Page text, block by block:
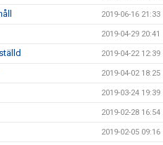
2019-06-16 21:33
2019-04-29 20:41
2019-04-22 12:39
2019-04-02 18:25
2019-03-24 19:39
2019-02-28 16:54
2019-02-05 09:16